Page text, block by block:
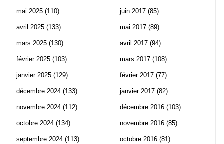
mai 2025 (110)
avril 2025 (133)
mars 2025 (130)
février 2025 (103)
janvier 2025 (129)
décembre 2024 (133)
novembre 2024 (112)
octobre 2024 (134)
septembre 2024 (113)
juin 2017 (85)
mai 2017 (89)
avril 2017 (94)
mars 2017 (108)
février 2017 (77)
janvier 2017 (82)
décembre 2016 (103)
novembre 2016 (85)
octobre 2016 (81)